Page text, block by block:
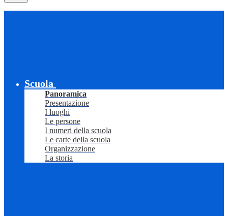
Scuola
Panoramica
Presentazione
I luoghi
Le persone
I numeri della scuola
Le carte della scuola
Organizzazione
La storia